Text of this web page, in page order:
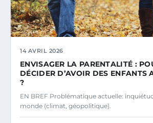
14 AVRIL 2026
ENVISAGER LA PARENTALITÉ :
DÉCIDER D’AVOIR DES ENFANTS
?
EN BREF Problématique actuelle:
monde (climat, géopolitique).